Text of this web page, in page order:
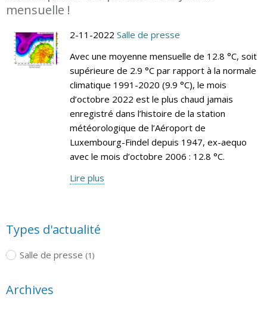
mensuelle !
2-11-2022 Salle de presse
Avec une moyenne mensuelle de 12.8 °C, soit
supérieure de 2.9 °C par rapport à la normale
climatique 1991-2020 (9.9 °C), le mois
d’octobre 2022 est le plus chaud jamais
enregistré dans l’histoire de la station
météorologique de l’Aéroport de
Luxembourg-Findel depuis 1947, ex-aequo
avec le mois d’octobre 2006 : 12.8 °C.
Lire plus
Types d'actualité
Salle de presse (1)
Archives